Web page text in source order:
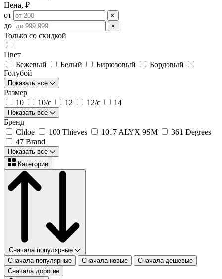
Цена, ₽
от
×
до ×
Только со скидкой
Цвет
Бежевый
Белый Бирюзовый
Бордовый
Голубой
Показать все
Размер
10
10/c 12 12/c 14
Показать все
Бренд
Chloe
100 Thieves 1017 ALYX 9SM
361 Degrees
47 Brand
Показать все
Категории
Сначала популярные
Сначала популярные
Сначала новые
Сначала дешевые
Сначала дорогие